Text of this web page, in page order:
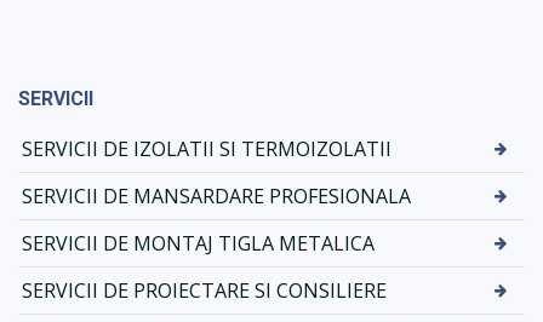
SERVICII
SERVICII DE IZOLATII SI TERMOIZOLATII
SERVICII DE MANSARDARE PROFESIONALA
SERVICII DE MONTAJ TIGLA METALICA
SERVICII DE PROIECTARE SI CONSILIERE